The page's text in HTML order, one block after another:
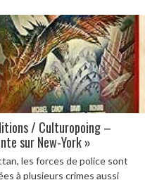
/ Culturopoing –
sur New-York »
les forces de police sont
à plusieurs crimes aussi